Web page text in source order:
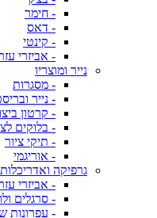
- חימר
- דאס
- קינטי
- אביזרי
נייר ומוצריו
- מסגרות
- נייר
- קרטון
- בלוקים
- תיקי ציור
- אוריגמי
גרפיקה ואדריכלות
- אביזרי
- סרגלים
- עפרונות